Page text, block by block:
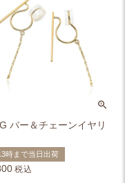
バー＆チェーンイヤリ
時まで当日出荷
税込